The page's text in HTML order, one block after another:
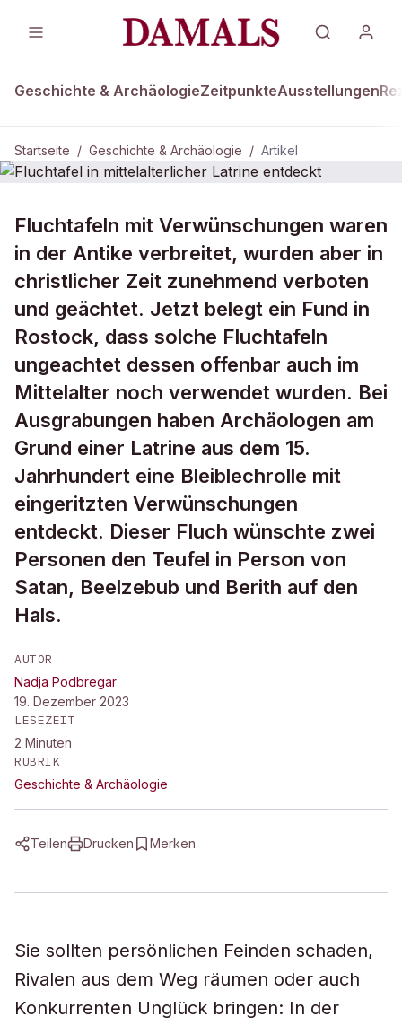
Geschichte & ArchäologieZeitpunkteAusstellungen
Startseite / Geschichte & Archäologie / Artikel
Fluchtafel in mittelalterlicher Latrine
entdeckt
Fluchtafeln mit Verwünschungen waren
in der Antike verbreitet, wurden aber in
christlicher Zeit zunehmend verboten
und geächtet. Jetzt belegt ein Fund in
Rostock, dass solche Fluchtafeln
ungeachtet dessen offenbar auch im
Mittelalter noch verwendet wurden. Bei
Ausgrabungen haben Archäologen am
Grund einer Latrine aus dem 15.
Jahrhundert eine Bleiblechrolle mit
eingeritzten Verwünschungen
entdeckt. Dieser Fluch wünschte zwei
Personen den Teufel in Person von
Satan, Beelzebub und Berith auf den
Hals.
AUTOR
Nadja Podbregar
19. Dezember 2023
LESEZEIT
2 Minuten
RUBRIK
Geschichte & Archäologie
Teilen Drucken Merken
Sie sollten persönlichen Feinden schaden,
Rivalen aus dem Weg räumen oder auch
Konkurrenten Unglück bringen: In der